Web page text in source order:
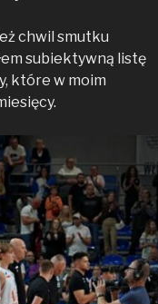
chwil smutku
subiektywną listę
które w moim